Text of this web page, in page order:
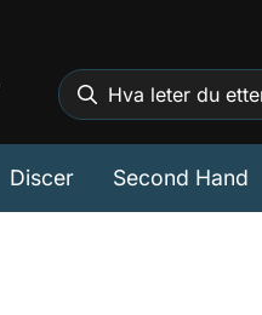
Discer Second Hand